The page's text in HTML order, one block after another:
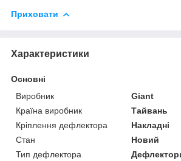
Приховати
Характеристики
Основні
Виробник
Giant
Країна виробник
Тайвань
Кріплення дефлектора
Накладні
Стан
Новий
Тип дефлектора